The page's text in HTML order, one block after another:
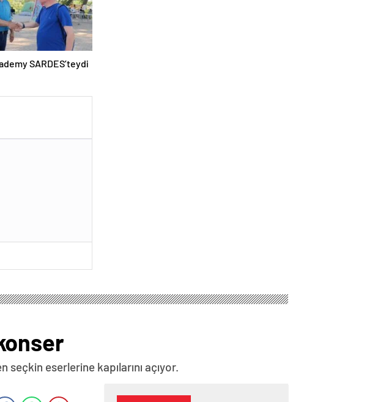
SARDES’teydi
eserlerine kapılarını açıyor.